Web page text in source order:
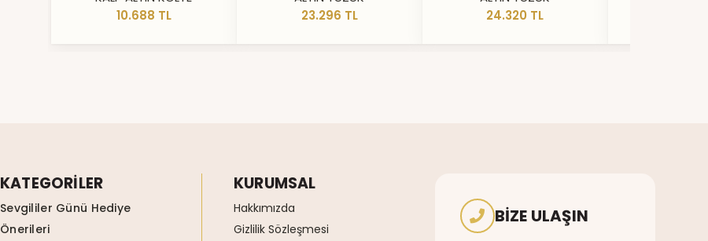
10.688 TL
23.296 TL
24.320 TL
KATEGORİLER
Sevgililer Günü Hediye
Önerileri
KURUMSAL
Hakkımızda
Gizlilik Sözleşmesi
BIZE ULAŞIN